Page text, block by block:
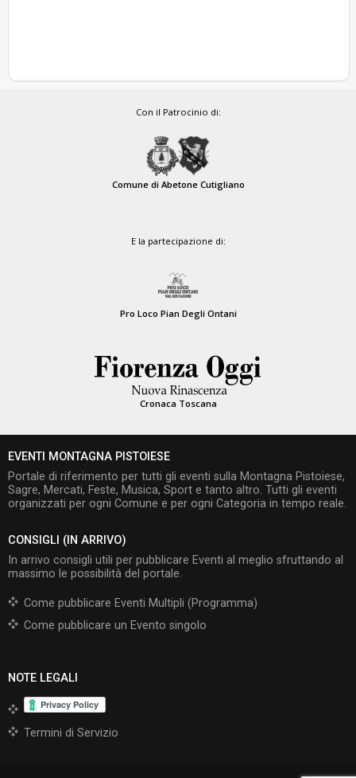
Con il Patrocinio di:
Comune di Abetone Cutigliano
E la partecipazione di:
Pro Loco Pian Degli Ontani
Cronaca Toscana
EVENTI MONTAGNA PISTOIESE
Portale di riferimento per tutti gli eventi sulla Montagna Pistoiese,
Sagre, Mercati, Feste, Musica, Sport e tanto altro. Tutti gli eventi
organizzati per ogni Comune e per ogni Categoria in tempo reale.
CONSIGLI (IN ARRIVO)
In arrivo consigli utili per pubblicare Eventi al meglio sfruttando al
massimo le possibilità del portale.
Come pubblicare Eventi Multipli (Programma)
Come pubblicare un Evento singolo
NOTE LEGALI
Termini di Servizio